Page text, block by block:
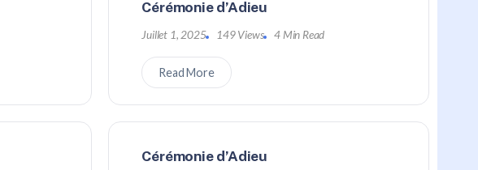
Cérémonie d’Adieu
Juillet 1, 2025 149 Views 4 Min Read
Read More
Cérémonie d’Adieu